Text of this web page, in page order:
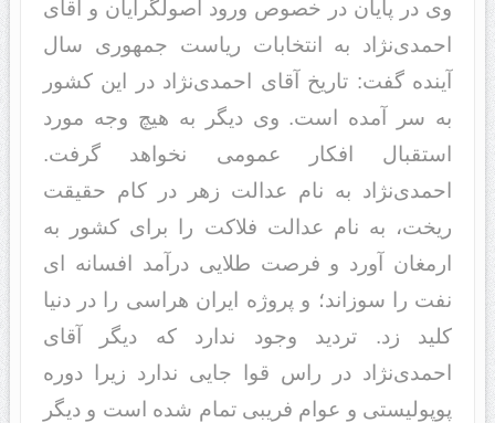
وی در پایان در خصوص ورود اصولگرایان و آقای
احمدی‌نژاد به انتخابات ریاست جمهوری سال
آینده گفت: تاریخ آقای احمدی‌نژاد در این کشور
به سر آمده است. وی دیگر به هیچ وجه مورد
استقبال افکار عمومی نخواهد گرفت.
احمدی‌نژاد به نام عدالت زهر در کام حقیقت
ریخت، به نام عدالت فلاکت را برای کشور به
ارمغان آورد و فرصت طلایی درآمد افسانه ای
نفت را سوزاند؛ و پروژه ایران هراسی را در دنیا
کلید زد. تردید وجود ندارد که دیگر آقای
احمدی‌نژاد در راس قوا جایی ندارد زیرا دوره
پوپولیستی و عوام فریبی تمام شده است و دیگر